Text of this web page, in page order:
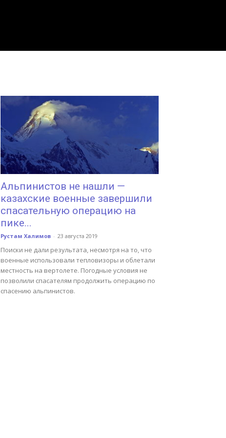
Альпинистов не нашли —
казахские военные завершили
спасательную операцию на
пике...
Рустам Халимов - 23 августа 2019
Поиски не дали результата, несмотря на то, что
военные использовали тепловизоры и облетали
местность на вертолете. Погодные условия не
позволили спасателям продолжить операцию по
спасению альпинистов.